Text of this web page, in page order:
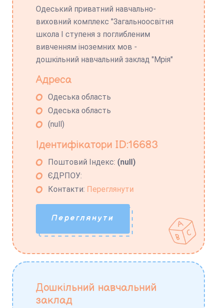
Одеський приватний навчально-
виховний комплекс "Загальноосвітня
школа І ступеня з поглибленим
вивченням іноземних мов -
дошкільний навчальний заклад "Мрія"
Адреса
Одеська область
Одеська область
(null)
Ідентифікатори ID:16683
Поштовий Індекс: (null)
ЄДРПОУ:
Контакти: Переглянути
Переглянути
Дошкільний навчальний
заклад